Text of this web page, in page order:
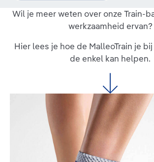
Wil je meer weten over onze Train-
werkzaamheid ervan?
Hier lees je hoe de MalleoTrain je
de enkel kan helpen.